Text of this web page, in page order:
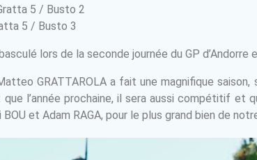
5 / Busto 2
5 / Busto 3
lors de la seconde journée du GP
GRATTAROLA a fait une magnifique
l’année prochaine, il sera aussi compétitif et
et Adam RAGA, pour le plus grand bien de